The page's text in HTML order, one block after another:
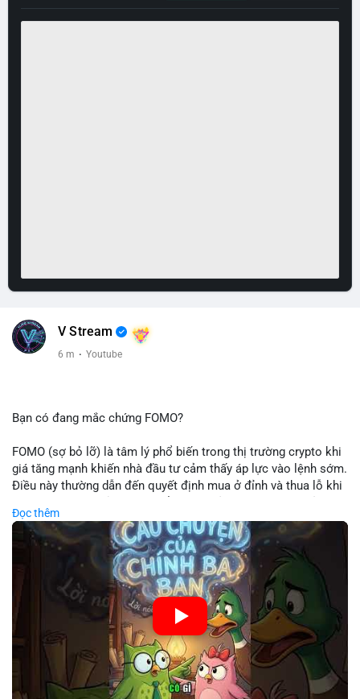
V Stream
6 m · Youtube
Bạn có đang mắc chứng FOMO?
FOMO (sợ bỏ lỡ) là tâm lý phổ biến trong thị trường crypto khi
giá tăng mạnh khiến nhà đầu tư cảm thấy áp lực vào lệnh sớm.
Điều này thường dẫn đến quyết định mua ở đỉnh và thua lỗ khi
chiến lược đầu tư rõ ràng.
🎥 Xem video trực tiếp tại:
Nguồn: Cú Thông Thái
Đọc thêm